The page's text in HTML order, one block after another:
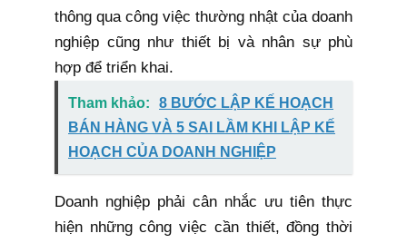
thông qua công việc thường nhật của doanh
nghiệp cũng như thiết bị và nhân sự phù
hợp để triển khai.
Tham khảo:
8 BƯỚC LẬP KẾ HOẠCH
BÁN HÀNG VÀ 5 SAI LẦM KHI LẬP KẾ
HOẠCH CỦA DOANH NGHIỆP
Doanh nghiệp phải cân nhắc ưu tiên thực
hiện những công việc cần thiết, đồng thời